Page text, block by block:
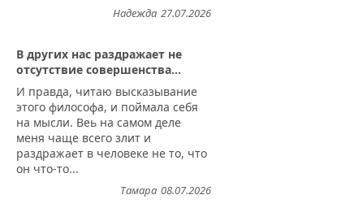
27.07.2026
Надежда
В других нас раздражает не
отсутствие совершенства...
И правда, читаю высказывание
этого философа, и поймала себя
на мысли. Веь на самом деле
меня чаще всего злит и
раздражает в человеке не то, что
он что-то...
08.07.2026
Тамара